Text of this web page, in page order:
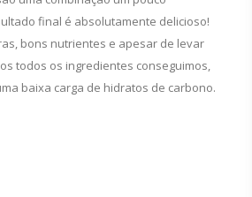
final é absolutamente delicioso!
bons nutrientes e apesar de levar
todos os ingredientes conseguimos,
baixa carga de hidratos de carbono.